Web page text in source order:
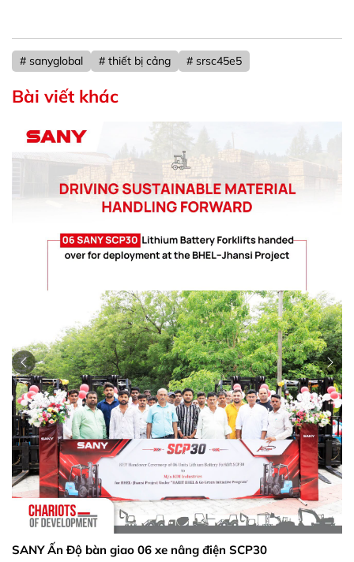
# sanyglobal # thiết bị cảng # srsc45e5
Bài viết khác
SANY Ấn Độ bàn giao 06 xe nâng điện SCP30